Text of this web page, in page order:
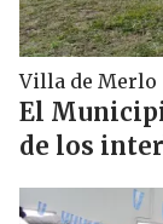
Villa de Merlo
El
de los